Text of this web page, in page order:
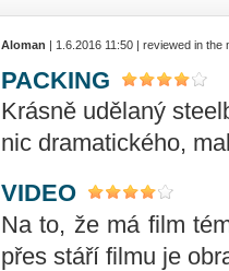
Aloman | 1.6.2016 11:50 | reviewed in the
PACKING
Krásně udělaný
nic dramatického,
VIDEO
Na to, že má film
přes stáří filmu je